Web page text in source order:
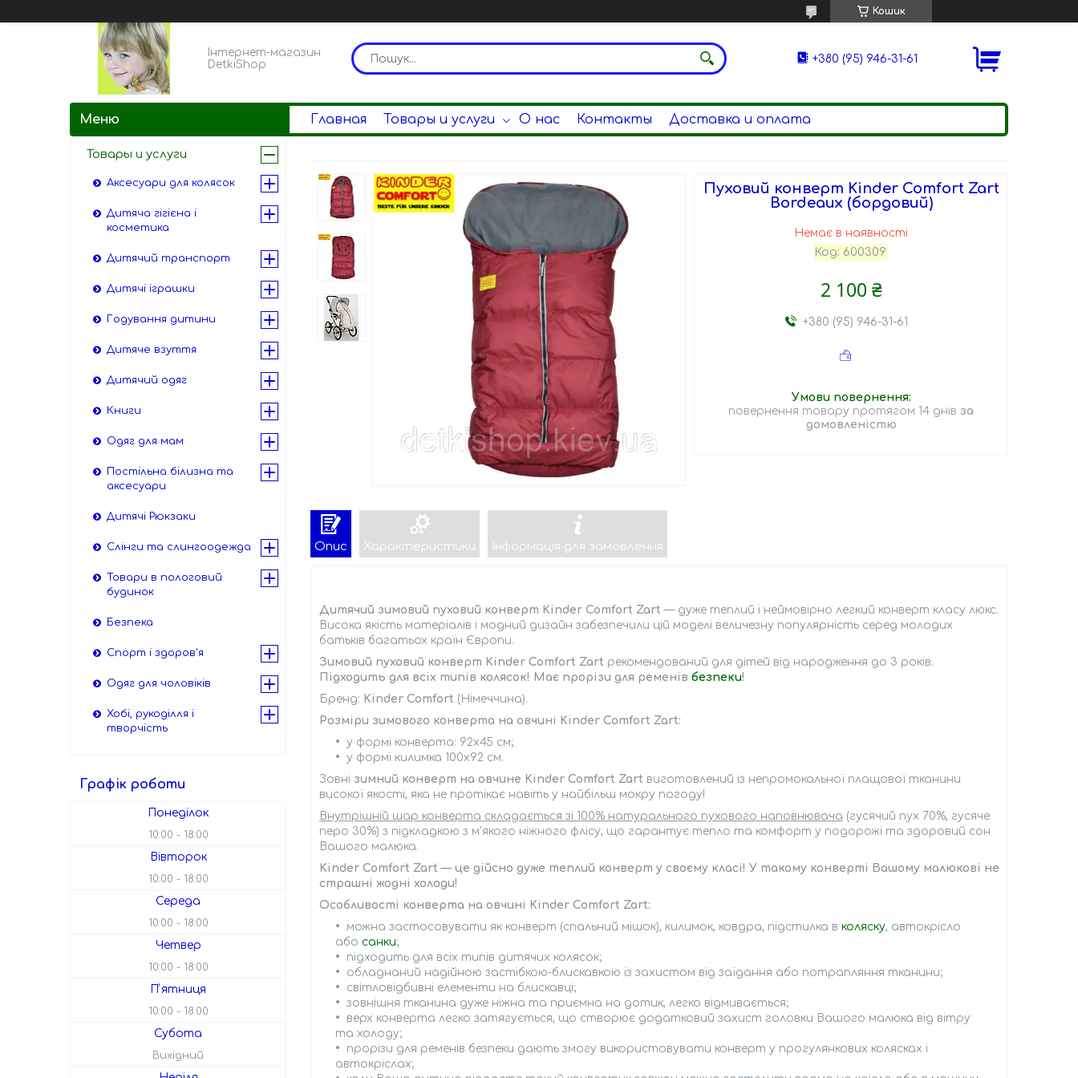
Кошик
Інтернет-магазин
DetkiShop
+380 (95) 946-31-61
Главная Товары и услуги О нас Контакты Доставка и оплата
Пуховий конверт Kinder Comfort Zart
Bordeaux (бордовий)
Немає в наявності
Код: 600309
2 100 ₴
+380 (95) 946-31-61
повернення товару протягом 14 днів за
домовленістю
Опис Характеристики Інформація для замовлення
Дитячий зимовий пуховий конверт Kinder Comfort Zart — дуже теплий і неймовірно легкий конверт класу люкс.
Висока якість матеріалів і модний дизайн забезпечили цій моделі величезну популярність серед молодих
батьків багатьох країн Європи.
Зимовий пуховий конверт Kinder Comfort Zart рекомендований для дітей від народження до 3 років.
Підходить для всіх типів колясок! Має прорізи для ременів безпеки!
Бренд: Kinder Comfort (Німеччина).
Розміри зимового конверта на овчині Kinder Comfort Zart:
у формі конверта: 92х45 см;
у формі килимка 100х92 см.
Зовні зимний конверт на овчине Kinder Comfort Zart виготовлений із непромокальної плащової тканини
високої якості, яка не протікає навіть у найбільш мокру погоду!
Внутрішній шар конверта складається зі 100% натурального пухового наповнювача (гусячий пух 70%, гусяче
перо 30%) з підкладкою з м'якого ніжного флісу, що гарантує тепло та комфорт у подорожі та здоровий сон
Вашого малюка.
Kinder Comfort Zart — це дійсно дуже теплий конверт у своєму класі! У такому конверті Вашому малюкові не
страшні жодні холоди!
Особливості конверта на овчині Kinder Comfort Zart:
можна застосовувати як конверт (спальний мішок), килимок, ковдра, підстилка в коляску, автокрісло
або санки;
підходить для всіх типів дитячих колясок;
обладнаний надійною застібкою-блискавкою із захистом від заїдання або потрапляння тканини;
світловідбивні елементи на блискавці;
зовнішня тканина дуже ніжна та приємна на дотик, легко відмивається;
верх конверта легко затягується, що створює додатковий захист головки Вашого малюка від вітру
та холоду;
прорізи для ременів безпеки дають змогу використовувати конверт у прогулянкових колясках і
автокріслах;
Товары и услуги
Аксесуари для колясок
Дитяча гігієна і
косметика
Дитячий транспорт
Дитячі іграшки
Годування дитини
Дитяче взуття
Дитячий одяг
Книги
Одяг для мам
Постільна білизна та
аксесуари
Дитячі Рюкзаки
Слінги та слингоодежда
Товари в пологовий
будинок
Безпека
Спорт і здоров'я
Одяг для чоловіків
Хобі, рукоділля і
творчість
Графік роботи
Понеділок
10:00 18:00
Вівторок
10:00 18:00
Середа
10:00 18:00
Четвер
10:00 18:00
Пʼятниця
10:00 18:00
Субота
Вихідний